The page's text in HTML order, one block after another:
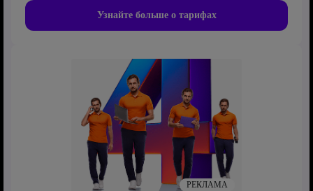
Узнайте больше о тарифах
РЕКЛАМА